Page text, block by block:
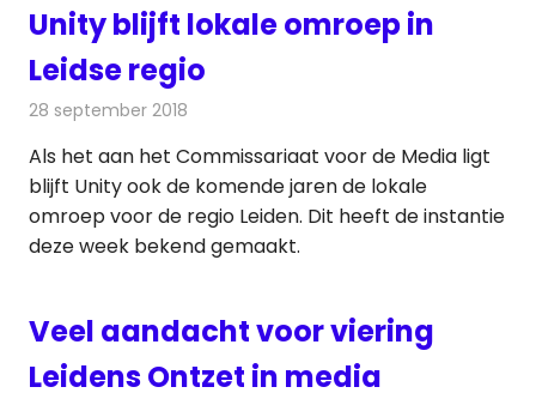
Unity blijft lokale omroep in
Leidse regio
28 september 2018
Als het aan het Commissariaat voor de Media ligt
blijft Unity ook de komende jaren de lokale
omroep voor de regio Leiden. Dit heeft de instantie
deze week bekend gemaakt.
Veel aandacht voor viering
Leidens Ontzet in media